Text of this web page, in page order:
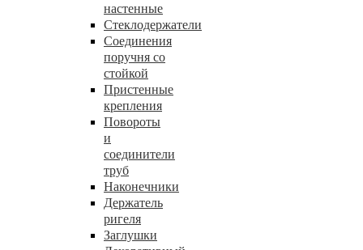
настенные
Стеклодержатели
Соединения
поручня со
стойкой
Пристенные
крепления
Повороты
и
соединители
труб
Наконечники
Держатель
ригеля
Заглушки